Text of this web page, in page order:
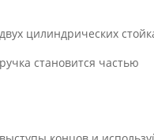
цилиндрических
становится частью